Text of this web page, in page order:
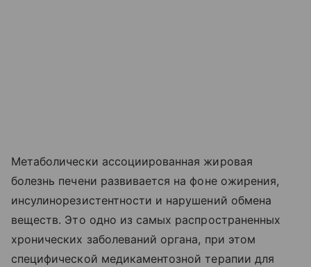
Метаболически ассоциированная жировая
болезнь печени развивается на фоне ожирения,
инсулинорезистентности и нарушений обмена
веществ. Это одно из самых распространенных
хронических заболеваний органа, при этом
специфической медикаментозной терапии для